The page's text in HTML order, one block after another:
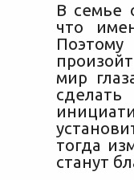
В семье
что
мир
тогда
станут